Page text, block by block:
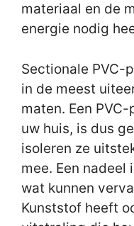
materiaal en de
energie nodig
Sectionale PVC-
in de meest
maten. Een
uw huis, is dus
isoleren ze
mee. Een nadeel
wat kunnen
Kunststof heeft